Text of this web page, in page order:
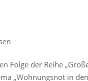
Folge der Reihe
„Wohnungsnot in